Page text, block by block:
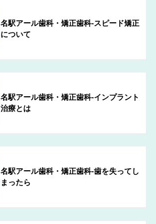
名駅アール歯科・矯正歯科-スピード矯正
について
名駅アール歯科・矯正歯科-インプラント
治療とは
名駅アール歯科・矯正歯科-歯を失ってし
まったら